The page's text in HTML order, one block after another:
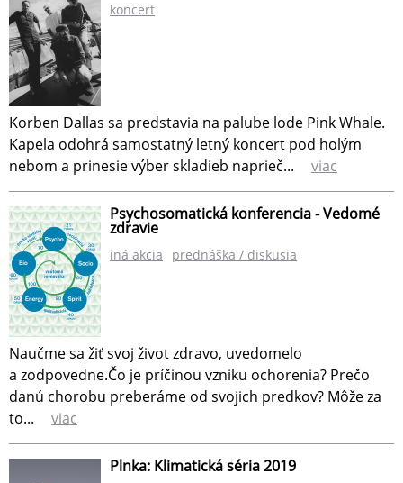
koncert
Korben Dallas sa predstavia na palube lode Pink Whale.
Kapela odohrá samostatný letný koncert pod holým
nebom a prinesie výber skladieb naprieč...
viac
Psychosomatická konferencia - Vedomé
zdravie
iná akcia prednáška / diskusia
Naučme sa žiť svoj život zdravo, uvedomelo
a zodpovedne.Čo je príčinou vzniku ochorenia? Prečo
danú chorobu preberáme od svojich predkov? Môže za
to...
viac
Plnka: Klimatická séria 2019